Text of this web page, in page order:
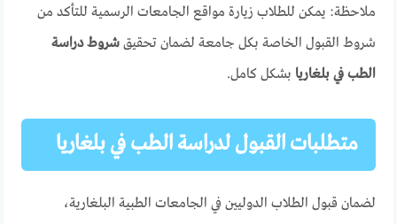
ملاحظة: يمكن للطلاب زيارة مواقع الجامعات الرسمية للتأكد من
شروط القبول الخاصة بكل جامعة لضمان تحقيقشروط دراسة
الطب في بلغاريا بشكل كامل.
متطلبات القبول لدراسة الطب في بلغاريا
لضمان قبول الطلاب الدوليين في الجامعات الطبية البلغارية،